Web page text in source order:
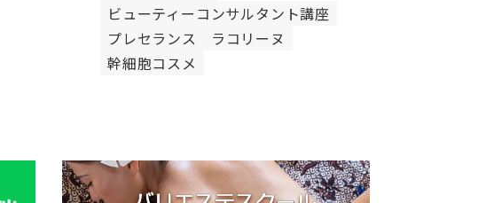
ビューティーコンサルタント講座
プレセランス
ラコリーヌ
幹細胞コスメ